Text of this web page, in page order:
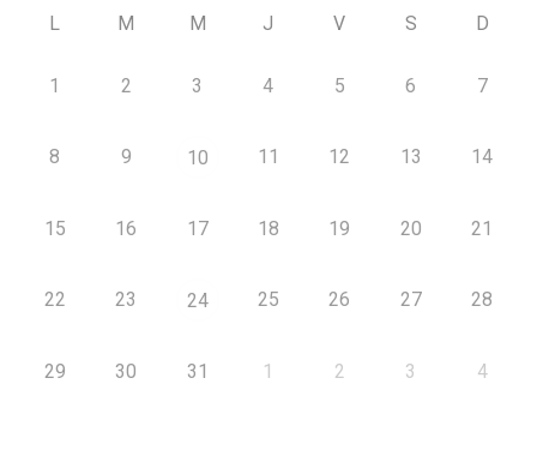
L M M J V S D
1 2 3 4 5 6 7
8 9 10 11 12 13 14
15 16 17 18 19 20 21
22 23 24 25 26 27 28
29 30 31 1 2 3 4